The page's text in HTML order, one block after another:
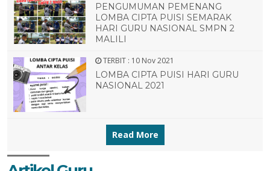
PENGUMUMAN PEMENANG
LOMBA CIPTA PUISI SEMARAK
HARI GURU NASIONAL SMPN 2
MALILI
TERBIT : 10 Nov 2021
LOMBA CIPTA PUISI HARI GURU
NASIONAL 2021
Read More